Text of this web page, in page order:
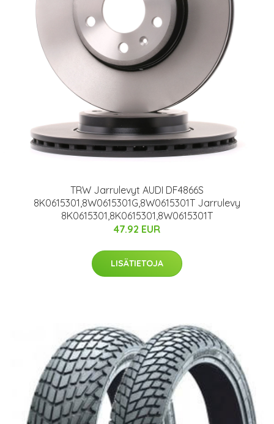
TRW Jarrulevyt AUDI DF4866S
8K0615301,8W0615301G,8W0615301T Jarrulevy
8K0615301,8K0615301,8W0615301T
47.92 EUR
LISÄTIETOJA